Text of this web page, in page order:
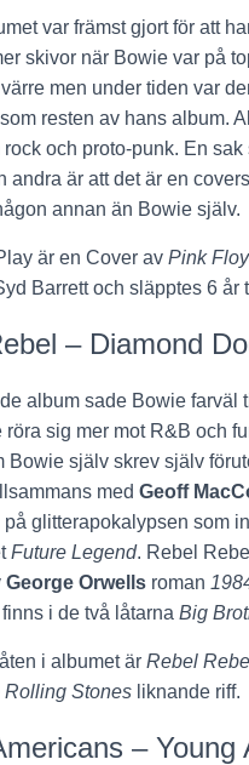
var främst gjort för att
skivor när Bowie var på
men under tiden var
resten av hans album.
rock och proto-punk. En
andra är att det är en
annan än Bowie själv.
är en Cover av Pink
Barrett och släpptes 6 år
– Diamond
album sade Bowie farväl
röra sig mer mot R&B och
Bowie själv skrev själv
med Geoff
på glitterapokalypsen som
Future Legend. Rebel
George Orwells roman
i de två låtarna Big
i albumet är Rebel
Rolling Stones liknande riff.
– Young